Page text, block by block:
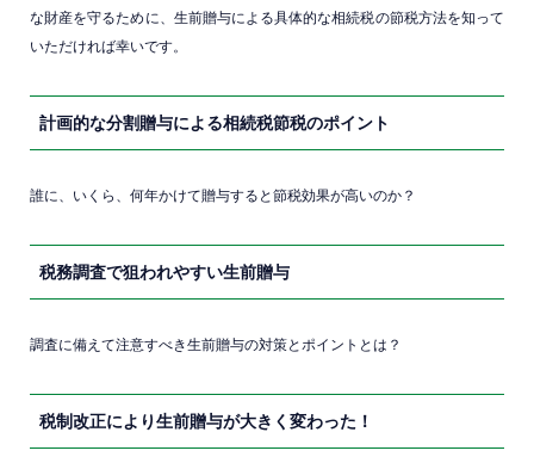
な財産を守るために、生前贈与による具体的な相続税の節税方法を知って
いただければ幸いです。
計画的な分割贈与による相続税節税のポイント
誰に、いくら、何年かけて贈与すると節税効果が高いのか？
税務調査で狙われやすい生前贈与
調査に備えて注意すべき生前贈与の対策とポイントとは？
税制改正により生前贈与が大きく変わった！